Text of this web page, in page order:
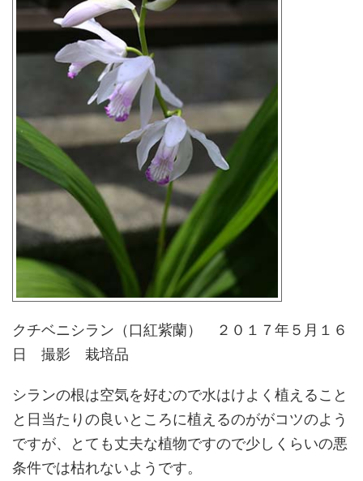
クチベニシラン（口紅紫蘭） ２０１７年５月１６
日 撮影 栽培品
シランの根は空気を好むので水はけよく植えること
と日当たりの良いところに植えるのががコツのよう
ですが、とても丈夫な植物ですので少しくらいの悪
条件では枯れないようです。